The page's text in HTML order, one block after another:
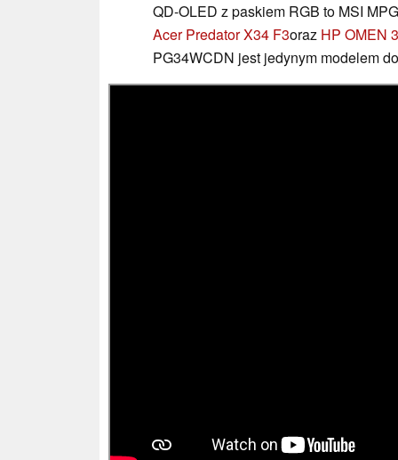
QD-OLED z paskiem RGB to MSI
Acer Predator X34 F3oraz HP OMEN
PG34WCDN jest jedynym modelem